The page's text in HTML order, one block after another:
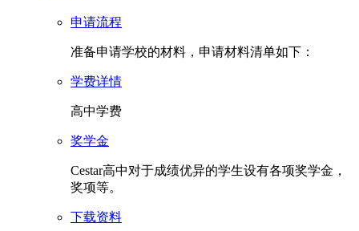
申请流程
准备申请学校的材料，申请材料清单如下：
学费详情
高中学费
奖学金
Cestar高中对于成绩优异的学生设有各项奖学金，
奖项等。
下载资料